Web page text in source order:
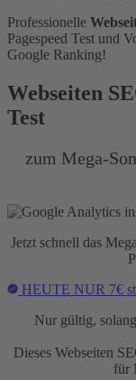
Professionelle
Pagespeed Test und
Google Ranking!
Webseiten
Test
zum Mega-
Jetzt schnell das
HEUTE NUR 7€
Nur gültig,
Dieses Webseiten
für